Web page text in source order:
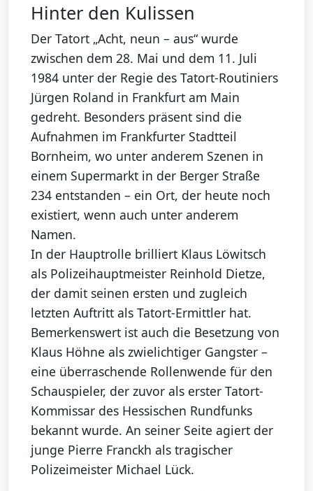
Hinter den Kulissen
Der Tatort „Acht, neun – aus“ wurde
zwischen dem 28. Mai und dem 11. Juli
1984 unter der Regie des Tatort-Routiniers
Jürgen Roland in Frankfurt am Main
gedreht. Besonders präsent sind die
Aufnahmen im Frankfurter Stadtteil
Bornheim, wo unter anderem Szenen in
einem Supermarkt in der Berger Straße
234 entstanden – ein Ort, der heute noch
existiert, wenn auch unter anderem
Namen.
In der Hauptrolle brilliert Klaus Löwitsch
als Polizeihauptmeister Reinhold Dietze,
der damit seinen ersten und zugleich
letzten Auftritt als Tatort-Ermittler hat.
Bemerkenswert ist auch die Besetzung von
Klaus Höhne als zwielichtiger Gangster –
eine überraschende Rollenwende für den
Schauspieler, der zuvor als erster Tatort-
Kommissar des Hessischen Rundfunks
bekannt wurde. An seiner Seite agiert der
junge Pierre Franckh als tragischer
Polizeimeister Michael Lück.